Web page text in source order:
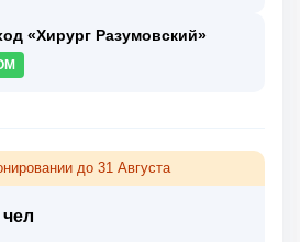
«Хирург Разумовский»
до 31 Августа
чел